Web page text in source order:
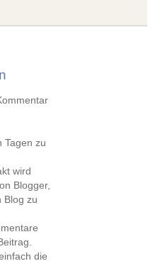
Tagen zu
wird
Blogger,
Blog zu
die